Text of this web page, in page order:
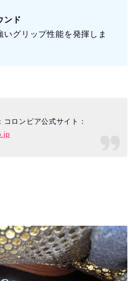
ンド
いグリップ性能を発揮しま
ロンビア公式サイト：